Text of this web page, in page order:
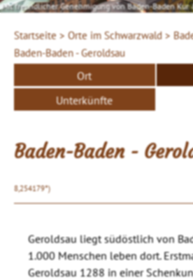
Mit freundlicher Genehmigung von Baden-Baden Kur
Startseite > Orte im Schwarzwald >
Baden-Baden - Geroldsau
Ort
Unterkünfte
Baden-Baden -
8,254179°)
Geroldsau liegt südöstlich von
1.000 Menschen leben dort.
Geroldsau 1288 in einer